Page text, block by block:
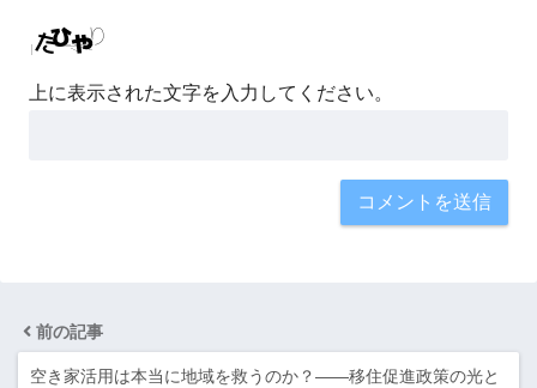
上に表示された文字を入力してください。
前の記事
空き家活用は本当に地域を救うのか？――移住促進政策の光と